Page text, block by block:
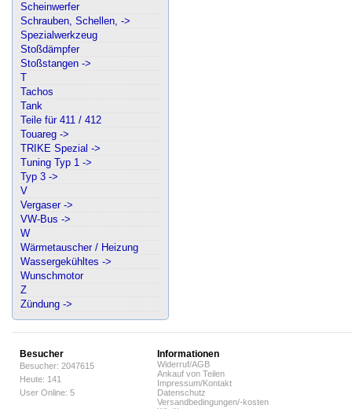
Scheinwerfer
Schrauben, Schellen, ->
Spezialwerkzeug
Stoßdämpfer
Stoßstangen ->
T
Tachos
Tank
Teile für 411 / 412
Touareg ->
TRIKE Spezial ->
Tuning Typ 1 ->
Typ 3 ->
V
Vergaser ->
VW-Bus ->
W
Wärmetauscher / Heizung
Wassergekühltes ->
Wunschmotor
Z
Zündung ->
Besucher
Besucher: 2047615
Heute: 141
User Online: 5
Informationen
Widerruf/AGB
Ankauf von Teilen
Impressum/Kontakt
Datenschutz
Versandbedingungen/-kosten